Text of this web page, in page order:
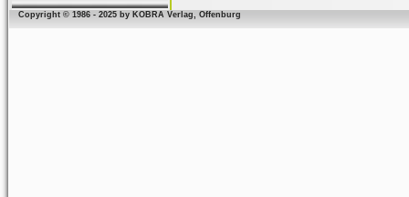
Copyright © 1986 - 2025 by KOBRA Verlag, Offenburg